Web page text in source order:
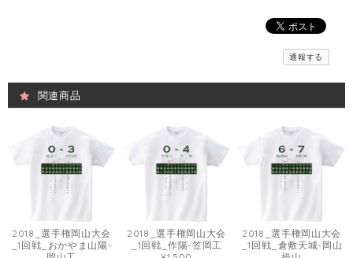
通報する
関連商品
2018_選手権岡山大会
_1回戦_おかやま山陽-
2018_選手権岡山大会
_1回戦_作陽-笠岡工
2018_選手権岡山大会
_1回戦_倉敷天城-岡山